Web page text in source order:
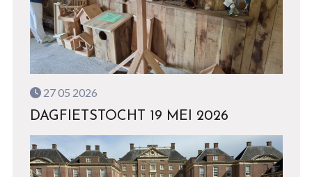
27 05 2026
DAGFIETSTOCHT 19 MEI 2026